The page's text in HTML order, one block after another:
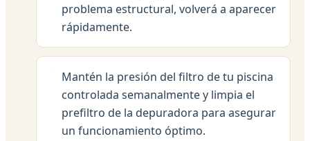
problema estructural, volverá a aparecer
rápidamente.
Mantén la presión del filtro de tu piscina
controlada semanalmente y limpia el
prefiltro de la depuradora para asegurar
un funcionamiento óptimo.